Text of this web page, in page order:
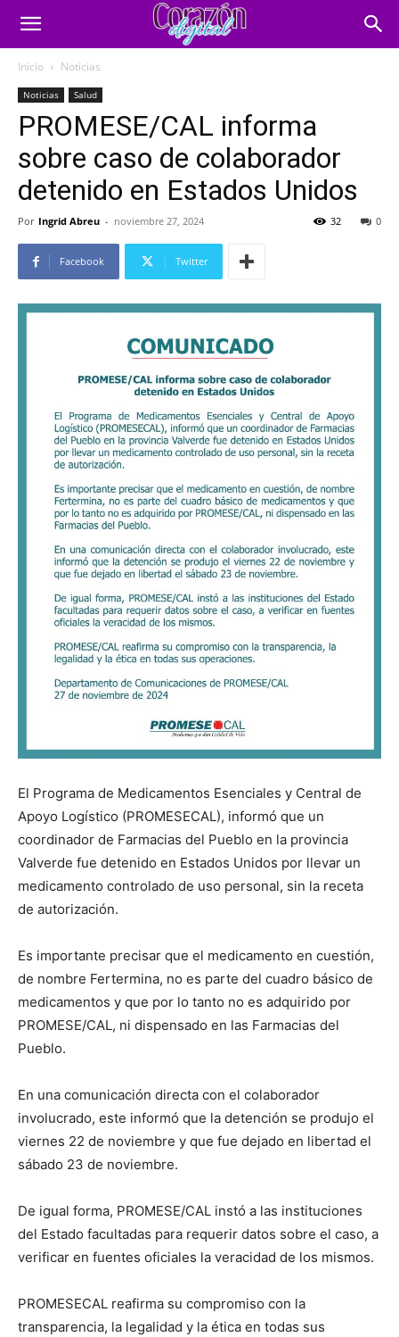
Inicio Noticias
Noticias Salud
PROMESE/CAL informa
sobre caso de colaborador
detenido en Estados Unidos
Por Ingrid Abreu - noviembre 27, 2024 0
32
Facebook Twitter
El Programa de Medicamentos Esenciales y Central de
Apoyo Logístico (PROMESECAL), informó que un
coordinador de Farmacias del Pueblo en la provincia
Valverde fue detenido en Estados Unidos por llevar un
medicamento controlado de uso personal, sin la receta
de autorización.
Es importante precisar que el medicamento en cuestión,
de nombre Fertermina, no es parte del cuadro básico de
medicamentos y que por lo tanto no es adquirido por
PROMESE/CAL, ni dispensado en las Farmacias del
Pueblo.
En una comunicación directa con el colaborador
involucrado, este informó que la detención se produjo el
viernes 22 de noviembre y que fue dejado en libertad el
sábado 23 de noviembre.
De igual forma, PROMESE/CAL instó a las instituciones
del Estado facultadas para requerir datos sobre el caso, a
verificar en fuentes oficiales la veracidad de los mismos.
PROMESECAL reafirma su compromiso con la
transparencia, la legalidad y la ética en todas sus